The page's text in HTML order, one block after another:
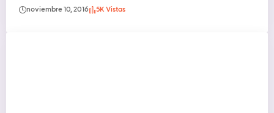
noviembre 10, 2016 5K Vistas